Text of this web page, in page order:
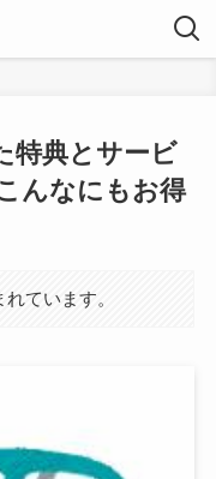
特典とサービ
んなにもお得
ています。